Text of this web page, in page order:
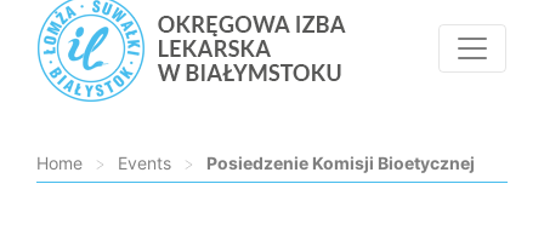
Home > Events > Posiedzenie Komisji Bioetycznej